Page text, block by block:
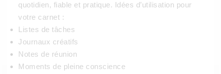
quotidien, fiable et pratique. Idées d’utilisation pour
votre carnet :
Listes de tâches
Journaux créatifs
Notes de réunion
Moments de pleine conscience